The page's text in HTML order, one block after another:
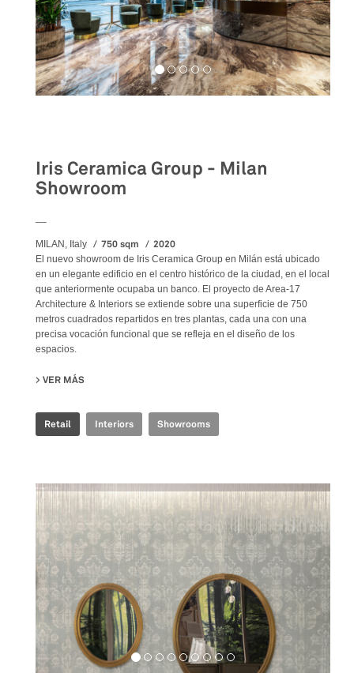
Iris Ceramica Group - Milan
Showroom
MILAN, Italy 750 sqm 2020
El nuevo showroom de Iris Ceramica Group en Milán está ubicado
en un elegante edificio en el centro histórico de la ciudad, en el local
que anteriormente ocupaba un banco. El proyecto de Area-17
Architecture & Interiors se extiende sobre una superficie de 750
metros cuadrados repartidos en tres plantas, cada una con una
precisa vocación funcional que se refleja en el diseño de los
espacios.
VER MÁS
Retail Interiors Showrooms